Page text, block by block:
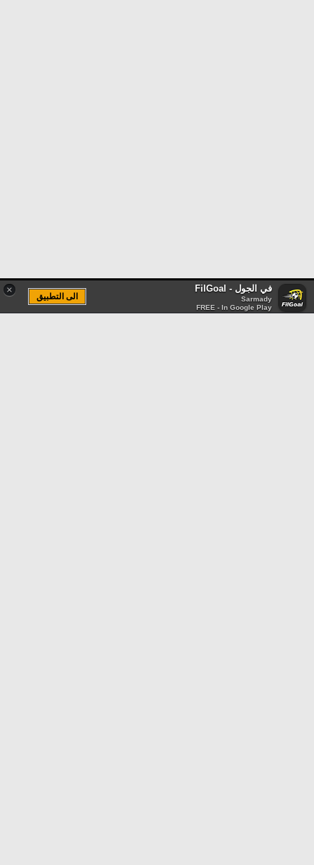
× في الجول - FilGoal
Sarmady
FREE - In Google Play
الى التطبيق